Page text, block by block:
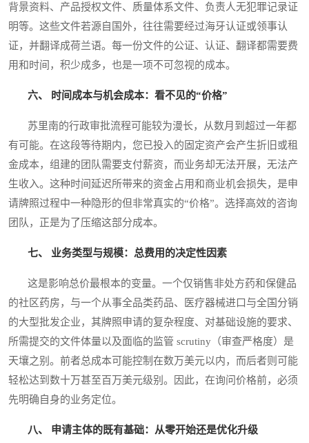
背景资料、产品授权文件、质量体系文件、负责人无犯罪记录证
明等。这些文件若源自国外，往往需要经过海牙认证或领事认
证，并翻译成荷兰语。每一份文件的公证、认证、翻译都需要费
用和时间，积少成多，也是一项不可忽视的成本。
六、 时间成本与机会成本：看不见的“价格”
苏里南的行政审批流程可能较为漫长，从数月到超过一年都
有可能。在这段等待期内，您已投入的固定资产会产生折旧或租
金成本，组建的团队需要支付薪资，而业务却无法开展，无法产
生收入。这种时间延迟所带来的资金占用和商业机会损失，是申
请牌照过程中一种隐形的但非常真实的“价格”。选择高效的咨询
团队，正是为了压缩这部分成本。
七、 业务类型与规模：总费用的决定性因素
这是影响总价最根本的变量。一个仅销售非处方药和保健品
的社区药房，与一个从事全品类药品、医疗器械进口与全国分销
的大型批发企业，其牌照申请的复杂程度、对基础设施的要求、
所需提交的文件体量以及面临的监管 scrutiny（审查严格度）是
天壤之别。前者总成本可能控制在数万美元以内，而后者则可能
轻松达到数十万甚至百万美元级别。因此，在询问价格前，必须
先明确自身的业务定位。
八、 申请主体的既有基础：从零开始还是优化升级